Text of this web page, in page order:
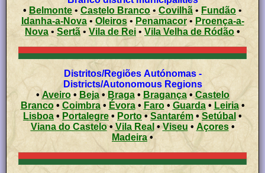
• Belmonte • Castelo Branco•Covilhã• Fundão •
Idanha-a-Nova• Oleiros• Penamacor• Proença-a-
Nova • Sertã • Vila de Rei • Vila Velha de Ródão •
Distritos/Regiões Autónomas -
Districts/Autonomous Regions
•Aveiro• Beja• Braga• Bragança•Castelo
Branco• Coimbra• Évora• Faro• Guarda• Leiria•
Lisboa • Portalegre • Porto•Santarém • Setúbal •
Viana do Castelo• Vila Real •Viseu • Açores •
Madeira •